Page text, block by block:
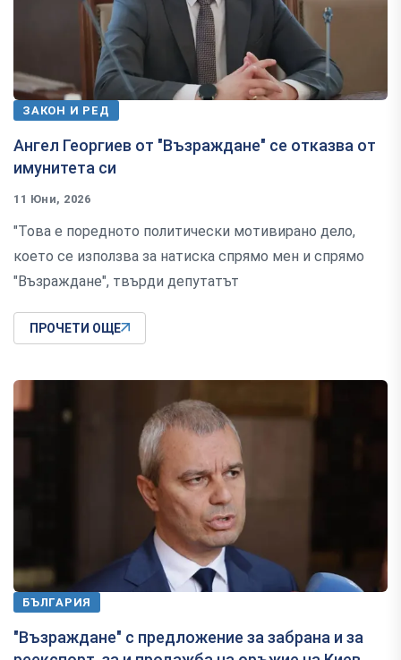
ЗАКОН И РЕД
Ангел Георгиев от "Възраждане" се отказва от
имунитета си
11 Юни, 2026
"Това е поредното политически мотивирано дело,
което се използва за натиска спрямо мен и спрямо
"Възраждане", твърди депутатът
ПРОЧЕТИ ОЩЕ
БЪЛГАРИЯ
"Възраждане" с предложение за забрана и за